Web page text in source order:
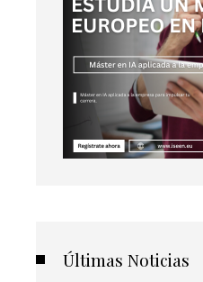
Últimas Noticias